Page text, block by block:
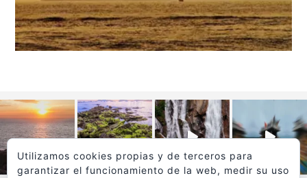
Utilizamos cookies propias y de terceros para
garantizar el funcionamiento de la web, medir su uso